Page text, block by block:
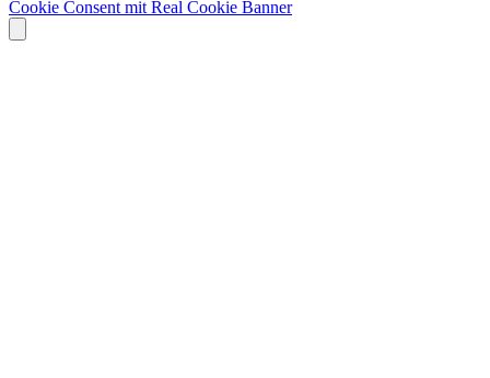
Cookie Consent mit Real Cookie Banner